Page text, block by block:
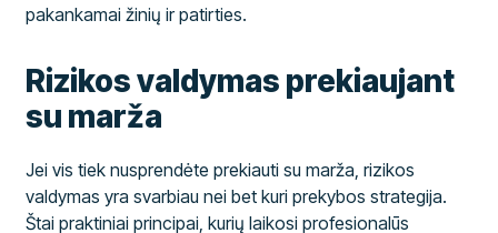
pakankamai žinių ir patirties.
Rizikos valdymas prekiaujant
su marža
Jei vis tiek nusprendėte prekiauti su marža, rizikos
valdymas yra svarbiau nei bet kuri prekybos strategija.
Štai praktiniai principai, kurių laikosi profesionalūs